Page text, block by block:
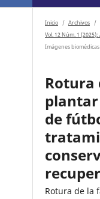
Inicio / Archivos
/
Vol. 12 Núm. 1
Imágenes biomédicas
Rotura
de
Rotura de la